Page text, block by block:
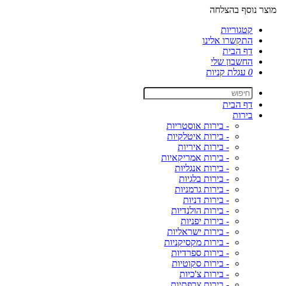
מוצר נוסף בהצלחה
קטגוריות
התקשרו אלינו
דף הבית
החשבון שלי
0 עגלת קניות
דף הבית
בירות
- בירות אוסטריות
- בירות איטלקיות
- בירות איריות
- בירות אמריקאיות
- בירות אנגליות
- בירות בלגיות
- בירות גרמניות
- בירות דניות
- בירות הולנדיות
- בירות יפניות
- בירות ישראליות
- בירות מקסיקניות
- בירות ספרדיות
- בירות סקוטיות
- בירות צ'כיות